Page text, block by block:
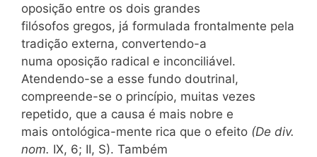
oposição entre os dois grandes
filósofos gregos, já formulada frontalmente pela
tradição externa, convertendo-a
numa oposição radical e inconciliável.
Atendendo-se a esse fundo doutrinal,
compreende-se o princípio, muitas vezes
repetido, que a causa é mais nobre e
mais ontológica-mente rica que o efeito (De div.
nom. IX, 6; II, S). Também